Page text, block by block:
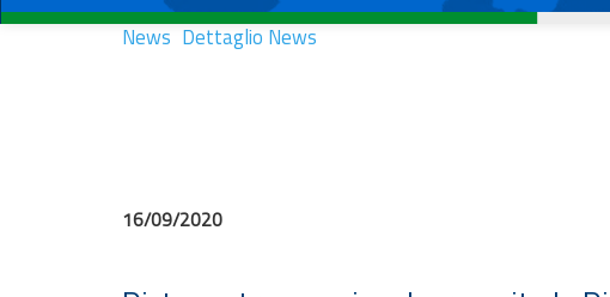
News
News Dettaglio News
16/09/2020